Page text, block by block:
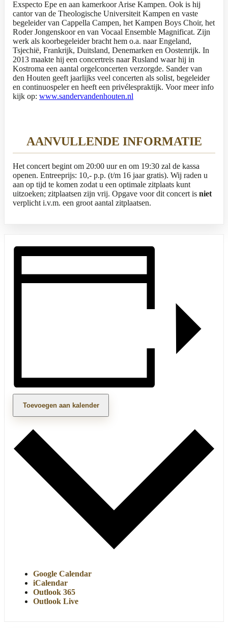
Exspecto Epe en aan kamerkoor Arise Kampen. Ook is hij
cantor van de Theologische Universiteit Kampen en vaste
begeleider van Cappella Campen, het Kampen Boys Choir, het
Roder Jongenskoor en van Vocaal Ensemble Magnificat. Zijn
werk als koorbegeleider bracht hem o.a. naar Engeland,
Tsjechië, Frankrijk, Duitsland, Denemarken en Oostenrijk. In
2013 maakte hij een concertreis naar Rusland waar hij in
Kostroma een aantal orgelconcerten verzorgde. Sander van
den Houten geeft jaarlijks veel concerten als solist, begeleider
en continuospeler en heeft een privélespraktijk. Voor meer info
kijk op: www.sandervandenhouten.nl
AANVULLENDE INFORMATIE
Het concert begint om 20:00 uur en om 19:30 zal de kassa
openen. Entreeprijs: 10,- p.p. (t/m 16 jaar gratis). Wij raden u
aan op tijd te komen zodat u een optimale zitplaats kunt
uitzoeken; zitplaatsen zijn vrij. Opgave voor dit concert is niet
verplicht i.v.m. een groot aantal zitplaatsen.
Toevoegen aan kalender
Google Calendar
iCalendar
Outlook 365
Outlook Live